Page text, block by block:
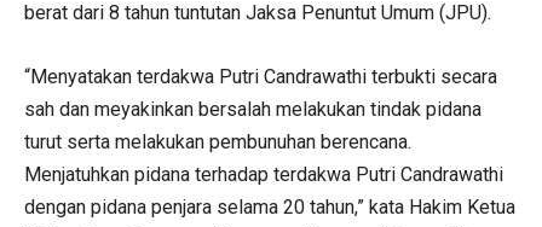
berat dari 8 tahun tuntutan Jaksa Penuntut Umum (JPU).
“Menyatakan terdakwa Putri Candrawathi terbukti secara
sah dan meyakinkan bersalah melakukan tindak pidana
turut serta melakukan pembunuhan berencana.
Menjatuhkan pidana terhadap terdakwa Putri Candrawathi
dengan pidana penjara selama 20 tahun,” kata Hakim Ketua